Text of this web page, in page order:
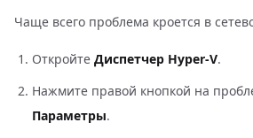
Чаще всего проблема кроется в
Откройте Диспетчер Hyper-V.
Нажмите правой кнопкой на
Параметры.